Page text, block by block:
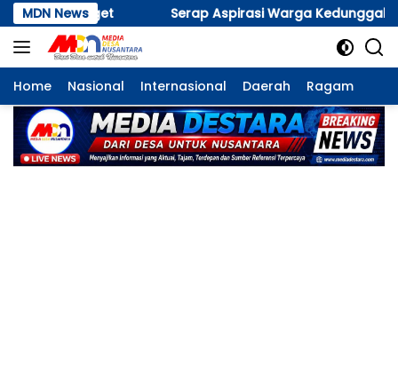
Langsung
ke
konten
MDN News
Aspirasi Warga Kedunggalar, Kapolres Ngawi Pimpin
Home Nasional Internasional Daerah Ragam